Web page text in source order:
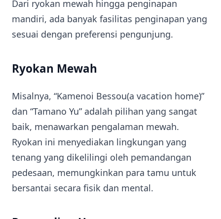
Dari ryokan mewah hingga penginapan
mandiri, ada banyak fasilitas penginapan yang
sesuai dengan preferensi pengunjung.
Ryokan Mewah
Misalnya, “Kamenoi Bessou(a vacation home)”
dan “Tamano Yu” adalah pilihan yang sangat
baik, menawarkan pengalaman mewah.
Ryokan ini menyediakan lingkungan yang
tenang yang dikelilingi oleh pemandangan
pedesaan, memungkinkan para tamu untuk
bersantai secara fisik dan mental.